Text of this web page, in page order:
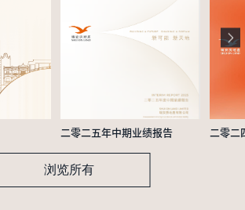
二零二五年中期业绩报告 二零二
浏览所有